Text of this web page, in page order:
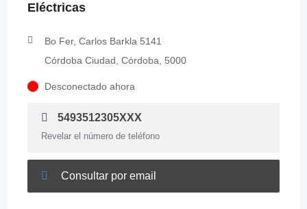
Eléctricas
Bo Fer, Carlos Barkla 5141
Córdoba Ciudad, Córdoba, 5000
Desconectado ahora
5493512305XXX
Revelar el número de teléfono
Consultar por email